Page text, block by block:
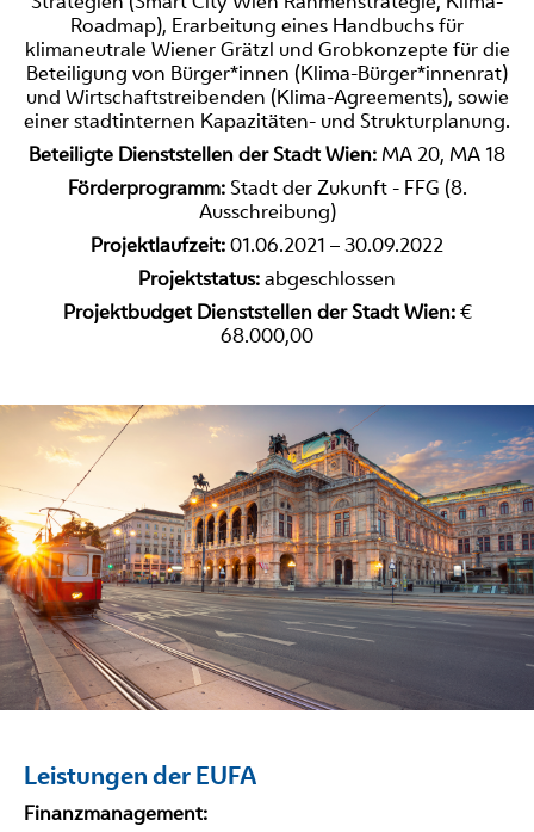
Roadmap), Erarbeitung eines Handbuchs für
klimaneutrale Wiener Grätzl und Grobkonzepte für die
Beteiligung von Bürger*innen (Klima-Bürger*innenrat)
und Wirtschaftstreibenden (Klima-Agreements), sowie
einer stadtinternen Kapazitäten- und Strukturplanung.
Beteiligte Dienststellen der Stadt Wien: MA 20, MA 18
Förderprogramm:Stadt der Zukunft - FFG (8.
Ausschreibung)
Projektlaufzeit:01.06.2021 – 30.09.2022
Projektstatus:abgeschlossen
Projektbudget Dienststellen der Stadt Wien:€
68.000,00
Leistungen der EUFA
Finanzmanagement: